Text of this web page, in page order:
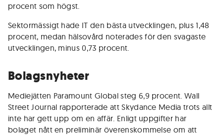
procent som högst.
Sektormässigt hade IT den bästa utvecklingen, plus 1,48
procent, medan hälsovård noterades för den svagaste
utvecklingen, minus 0,73 procent.
Bolagsnyheter
Mediejätten Paramount Global steg 6,9 procent. Wall
Street Journal rapporterade att Skydance Media trots allt
inte har gett upp om en affär. Enligt uppgifter har
bolaget nått en preliminär överenskommelse om att